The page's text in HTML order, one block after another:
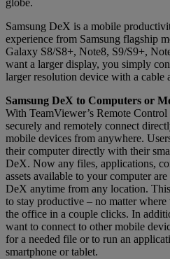
globe.
Samsung DeX is a mobile
experience from Samsung flagship
Galaxy S8/S8+, Note8, S9/S9+,
want a larger display, you simply
larger resolution device with a cable
Samsung DeX to Computers or
With TeamViewer’s Remote
securely and remotely connect
mobile devices from anywhere.
their computer directly with their
DeX. Now any files, applications,
assets available to your computer
DeX anytime from any location.
to stay productive – no matter
the office in a couple clicks. In
want to connect to other mobile
for a needed file or to run an
smartphone or tablet.